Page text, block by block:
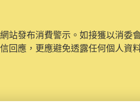
站發布消費警示。如接獲以消委
回應，更應避免透露任何個人資
處理系統已經進行升級及推出
電郵及電話）註冊帳戶，才可提
進。